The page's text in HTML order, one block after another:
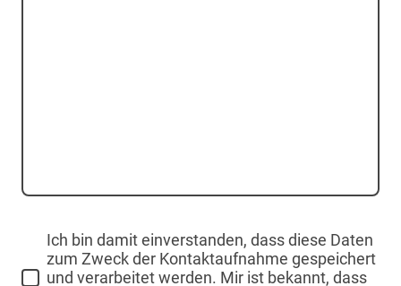
Ich bin damit einverstanden, dass diese Daten
zum Zweck der Kontaktaufnahme gespeichert
und verarbeitet werden. Mir ist bekannt, dass